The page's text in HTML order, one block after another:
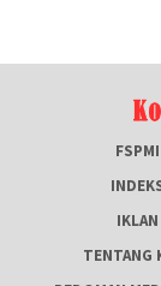
FSPMI
IKLAN
TENTANG